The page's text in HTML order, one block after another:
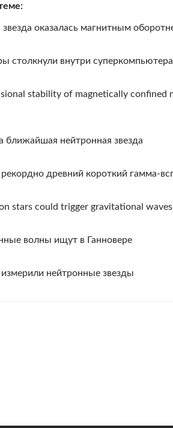
звезда оказалась магнитным
столкнули внутри суперкомпьютера
stability of magnetically confined
ближайшая нейтронная звезда
древний короткий гамма-
stars could trigger gravitational waves
волны ищут в Ганновере
нейтронные звезды